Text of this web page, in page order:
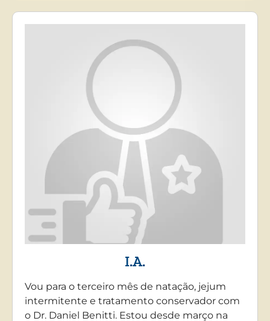
I.A.
Vou para o terceiro mês de natação, jejum
intermitente e tratamento conservador com
o Dr. Daniel Benitti. Estou desde março na